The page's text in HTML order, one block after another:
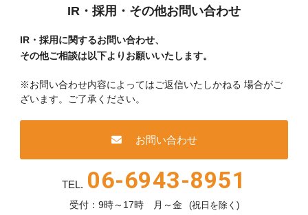
IR・採用・その他お問い合わせ
IR・採用に関するお問い合わせ、
その他ご相談は以下よりお願いいたします。
※お問い合わせ内容によってはご返信いたしかねる 場合がご
ざいます。ご了承ください。
お問い合わせ
TEL. 06-6943-8951
受付：9時～17時 月～金 (祝日を除く)